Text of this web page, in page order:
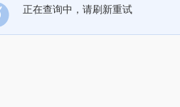
正在查询中，请刷新重试